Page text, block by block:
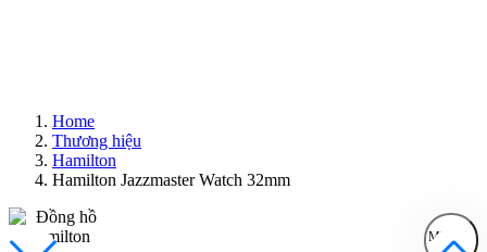
Home
Thương hiệu
Hamilton
Hamilton Jazzmaster Watch 32mm
MENU